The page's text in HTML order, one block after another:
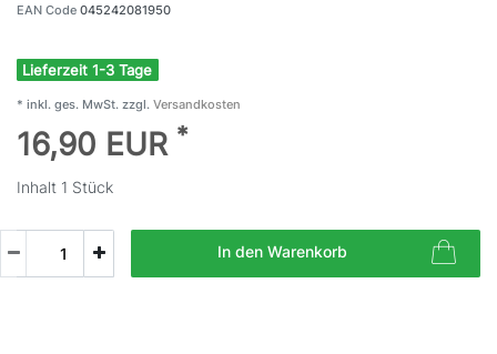
EAN Code 045242081950
Lieferzeit 1-3 Tage
* inkl. ges. MwSt. zzgl. Versandkosten
16,90 EUR *
Inhalt 1 Stück
In den Warenkorb